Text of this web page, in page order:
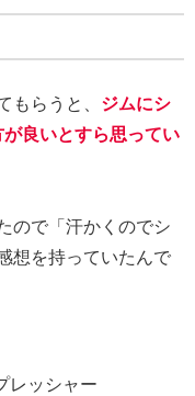
もらうと、 ジムにシ
良いとすら思ってい
ので「汗かくのでシ
想を持っていたんで
レッシャー